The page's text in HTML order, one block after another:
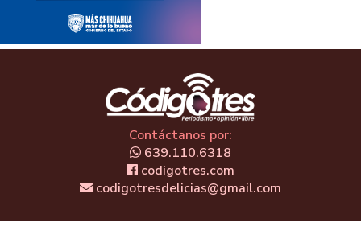
Contáctanos por:
639.110.6318
codigotres.com
codigotresdelicias@gmail.com